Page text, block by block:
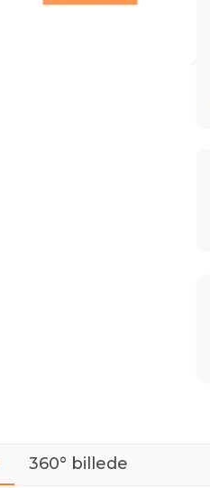
360° billede